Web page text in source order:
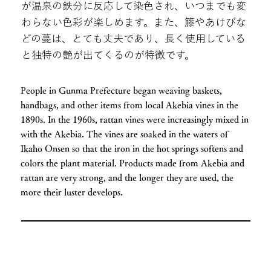
が温泉の鉄分に反応して染色され、いつまでも変
わらない色彩が楽しめます。また、籐やあけびな
どの蔓は、とても丈夫であり、長く使用している
と独特の艶が出てくるのが特徴です。
People in Gunma Prefecture began weaving baskets,
handbags, and other items from local Akebia vines in the
1890s. In the 1960s, rattan vines were increasingly mixed in
with the Akebia. The vines are soaked in the waters of
Ikaho Onsen so that the iron in the hot springs softens and
colors the plant material. Products made from Akebia and
rattan are very strong, and the longer they are used, the
more their luster develops.